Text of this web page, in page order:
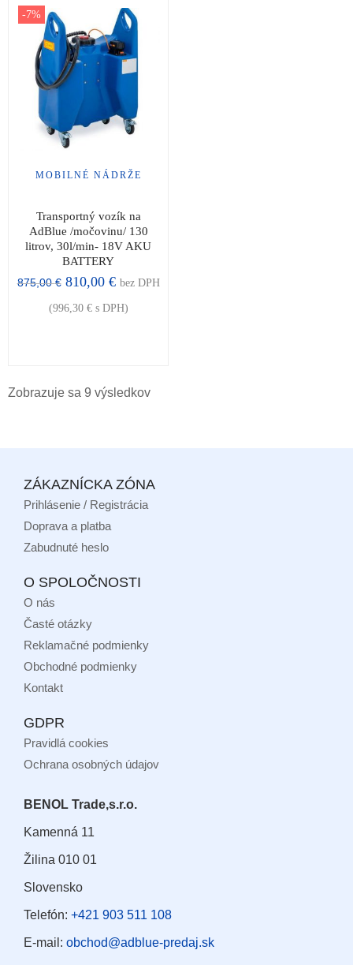
-7%
MOBILNÉ NÁDRŽE
Transportný vozík na
AdBlue /močovinu/ 130
litrov, 30l/min- 18V AKU
BATTERY
875,00€ 810,00 € bez DPH
(996,30 €s DPH)
Zobrazuje sa 9 výsledkov
ZÁKAZNÍCKA ZÓNA
Prihlásenie / Registrácia
Doprava a platba
Zabudnuté heslo
O SPOLOČNOSTI
O nás
Časté otázky
Reklamačné podmienky
Obchodné podmienky
Kontakt
GDPR
Pravidlá cookies
Ochrana osobných údajov
BENOL Trade,s.r.o.
Kamenná 11
Žilina 010 01
Slovensko
Telefón: +421 903 511 108
E-mail: obchod@adblue-predaj.sk